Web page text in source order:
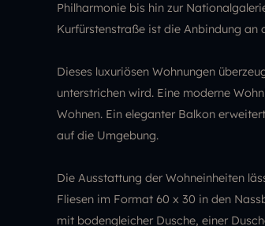
Philharmonie bis hin zur
Kurfürstenstraße ist die Anbindung
Dieses luxuriösen Wohnungen
unterstrichen wird. Eine moderne
Wohnen. Ein eleganter Balkon
auf die Umgebung.
Die Ausstattung der Wohneinheiten
Fliesen im Format 60 x 30 in den
mit bodengleicher Dusche, einer